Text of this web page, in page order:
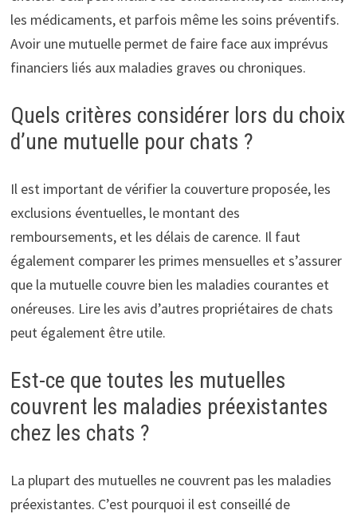
les médicaments, et parfois même les soins préventifs.
Avoir une mutuelle permet de faire face aux imprévus
financiers liés aux maladies graves ou chroniques.
Quels critères considérer lors du choix
d’une mutuelle pour chats ?
Il est important de vérifier la couverture proposée, les
exclusions éventuelles, le montant des
remboursements, et les délais de carence. Il faut
également comparer les primes mensuelles et s’assurer
que la mutuelle couvre bien les maladies courantes et
onéreuses. Lire les avis d’autres propriétaires de chats
peut également être utile.
Est-ce que toutes les mutuelles
couvrent les maladies préexistantes
chez les chats ?
La plupart des mutuelles ne couvrent pas les maladies
préexistantes. C’est pourquoi il est conseillé de